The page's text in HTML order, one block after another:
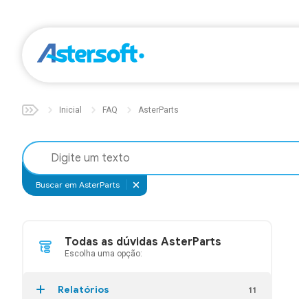
Inicial FAQ AsterParts
Buscar em AsterParts
Todas as dúvidas AsterParts
Escolha uma opção:
Relatórios 11